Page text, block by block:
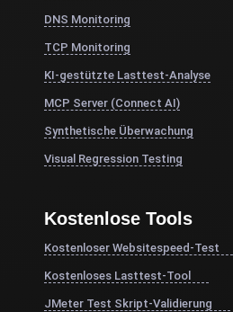
DNS Monitoring
TCP Monitoring
KI-gestützte Lasttest-Analyse
MCP Server (Connect AI)
Synthetische Überwachung
Visual Regression Testing
Kostenlose Tools
Kostenloser Websitespeed-Test
Kostenloses Lasttest-Tool
JMeter Test Skript-Validierung